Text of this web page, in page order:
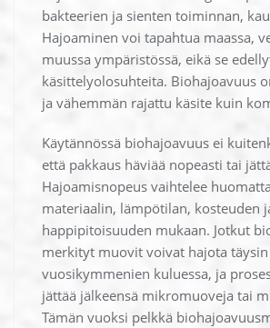
bakteerien ja sienten toiminnan,
Hajoaminen voi tapahtua maassa,
muussa ympäristössä, eikä se
käsittelyolosuhteita. Biohajoavuus
ja vähemmän rajattu käsite kuin
Käytännössä biohajoavuus ei
että pakkaus häviää nopeasti tai
Hajoamisnopeus vaihtelee
materiaalin, lämpötilan, kosteuden
happipitoisuuden mukaan. Jotkut
merkityt muovit voivat hajota täysin
vuosikymmenien kuluessa, ja
jättää jälkeensä mikromuoveja tai
Tämän vuoksi pelkkä